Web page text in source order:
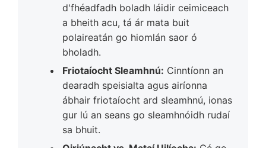
d'fhéadfadh boladh láidir ceimiceach
a bheith acu, tá ár mata buit
polaireatán go hiomlán saor ó
bholadh.
Friotaíocht Sleamhnú: Cinntíonn an
dearadh speisialta agus airíonna
ábhair friotaíocht ard sleamhnú, ionas
gur lú an seans go sleamhnóidh rudaí
sa bhuit.